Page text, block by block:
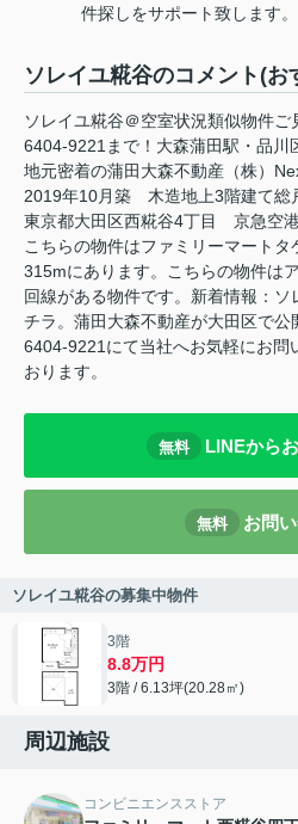
件探しをサポート致します。
ソレイユ糀谷のコメント(お
ソレイユ糀谷＠空室状況類似物件
6404-9221まで！大森蒲田駅・品川
地元密着の蒲田大森不動産（株）
2019年10月築 木造地上3階建て総
東京都大田区西糀谷4丁目 京急空
こちらの物件はファミリーマート
315mにあります。こちらの物件は
回線がある物件です。新着情報：
チラ。蒲田大森不動産が大田区で
6404-9221にて当社へお気軽にお問
おります。
無料 LINEから
無料 お問
ソレイユ糀谷の募集中物件
3階
8.8万円
3階 / 6.13坪(20.28㎡)
周辺施設
コンビニエンスストア